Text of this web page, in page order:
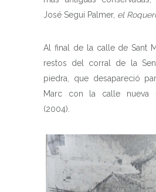
José Seguí Palmer, el
Al final de la calle de Sant
restos del corral de la
piedra, que desapareció
Marc con la calle nueva
(2004).